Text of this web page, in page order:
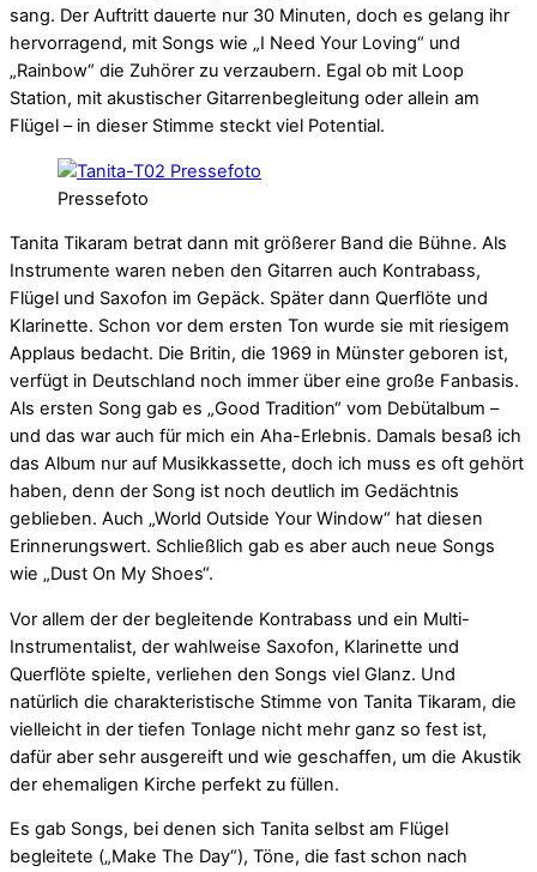
sang. Der Auftritt dauerte nur 30 Minuten, doch es gelang ihr
hervorragend, mit Songs wie „I Need Your Loving“ und
„Rainbow“ die Zuhörer zu verzaubern. Egal ob mit Loop
Station, mit akustischer Gitarrenbegleitung oder allein am
Flügel – in dieser Stimme steckt viel Potential.
Pressefoto
Tanita Tikaram betrat dann mit größerer Band die Bühne. Als
Instrumente waren neben den Gitarren auch Kontrabass,
Flügel und Saxofon im Gepäck. Später dann Querflöte und
Klarinette. Schon vor dem ersten Ton wurde sie mit riesigem
Applaus bedacht. Die Britin, die 1969 in Münster geboren ist,
verfügt in Deutschland noch immer über eine große Fanbasis.
Als ersten Song gab es „Good Tradition“ vom Debütalbum –
und das war auch für mich ein Aha-Erlebnis. Damals besaß ich
das Album nur auf Musikkassette, doch ich muss es oft gehört
haben, denn der Song ist noch deutlich im Gedächtnis
geblieben. Auch „World Outside Your Window“ hat diesen
Erinnerungswert. Schließlich gab es aber auch neue Songs
wie „Dust On My Shoes“.
Vor allem der der begleitende Kontrabass und ein Multi-
Instrumentalist, der wahlweise Saxofon, Klarinette und
Querflöte spielte, verliehen den Songs viel Glanz. Und
natürlich die charakteristische Stimme von Tanita Tikaram, die
vielleicht in der tiefen Tonlage nicht mehr ganz so fest ist,
dafür aber sehr ausgereift und wie geschaffen, um die Akustik
der ehemaligen Kirche perfekt zu füllen.
Es gab Songs, bei denen sich Tanita selbst am Flügel
begleitete („Make The Day“), Töne, die fast schon nach